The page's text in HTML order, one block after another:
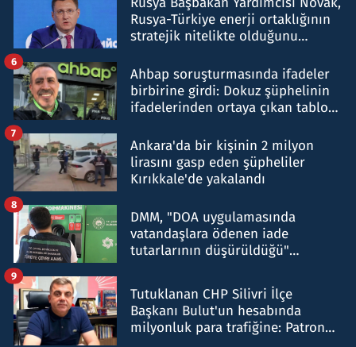
Rusya-Türkiye enerji ortaklığının
stratejik nitelikte olduğunu
Ahbap soruşturmasında ifadeler
birbirine girdi: Dokuz şüphelinin
ifadelerinden ortaya çıkan tablo
6
Ankara'da bir kişinin 2 milyon
lirasını gasp eden şüpheliler
Kırıkkale'de yakalandı
7
DMM, "DOA uygulamasında
vatandaşlara ödenen iade
tutarlarının düşürüldüğü"
8
Tutuklanan CHP Silivri İlçe
Başkanı Bulut'un hesabında
milyonluk para trafiğine: Patron
9